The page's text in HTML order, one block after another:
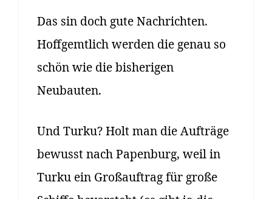
Das sin doch gute Nachrichten.
Hoffgemtlich werden die genau so
schön wie die bisherigen
Neubauten.
Und Turku? Holt man die Aufträge
bewusst nach Papenburg, weil in
Turku ein Großauftrag für große